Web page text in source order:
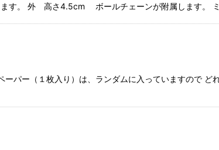
ます。 外 高さ4.5cm ボールチェーンが附属します。
パー（１枚入り）は、ランダムに入っていますので